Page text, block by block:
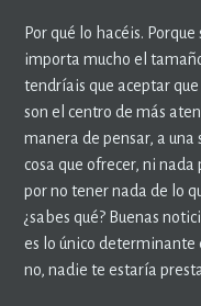
Por qué lo hacéis.
importa mucho el
tendríais que aceptar
son el centro de más
manera de pensar, a
cosa que ofrecer, ni nada
por no tener nada de lo
¿sabes qué? Buenas
es lo único determinante
no, nadie te estaría